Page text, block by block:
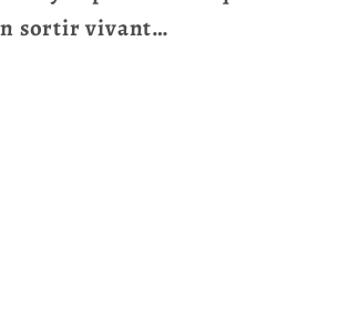
sortir vivant…